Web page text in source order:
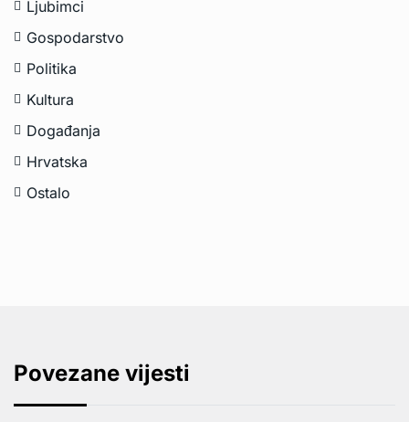
Ljubimci
Gospodarstvo
Politika
Kultura
Događanja
Hrvatska
Ostalo
Povezane vijesti